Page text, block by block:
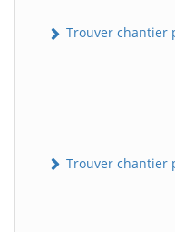
Trouver chantier
Trouver chantier